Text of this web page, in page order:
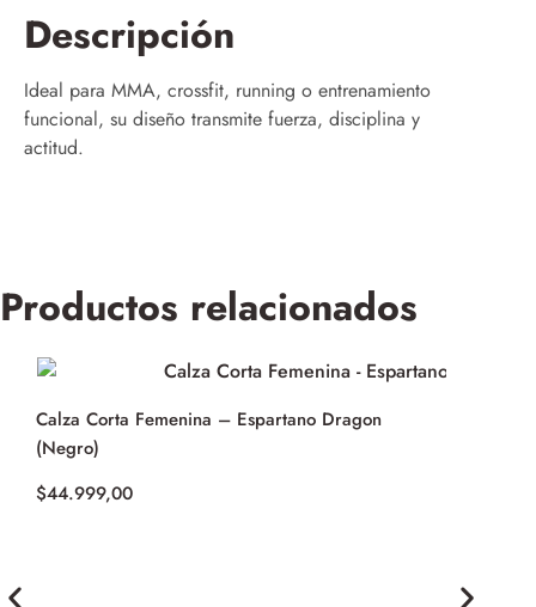
Descripción
Ideal para MMA, crossfit, running o entrenamiento
funcional, su diseño transmite fuerza, disciplina y
actitud.
Productos relacionados
Calza Corta Femenina – Espartano Dragon
(Negro)
$44.999,00